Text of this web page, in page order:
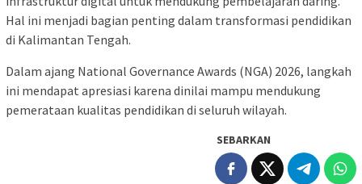
Hal ini menjadi bagian penting dalam transformasi pendidikan
di Kalimantan Tengah.
Dalam ajang National Governance Awards (NGA) 2026, langkah
ini mendapat apresiasi karena dinilai mampu mendukung
pemerataan kualitas pendidikan di seluruh wilayah.
SEBARKAN